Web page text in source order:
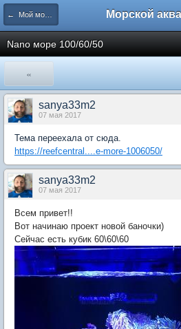
← Мой морской аквариум
Nano море 100/60/50
«
sanya33m2
07 мая 2017
Тема переехала от сюда.
https://reefcentral....e-more-1006050/
sanya33m2
07 мая 2017
Всем привет!!
Вот начинаю проект новой баночки)
Сейчас есть кубик 60\60\60